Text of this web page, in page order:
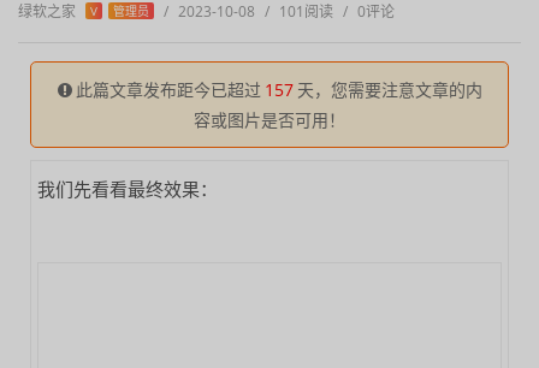
绿软之家 V 管理员 / 2023-10-08 / 101阅读 / 0评论
此篇文章发布距今已超过 157 天，您需要注意文章的内
容或图片是否可用！
我们先看看最终效果：